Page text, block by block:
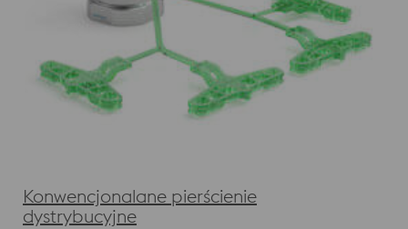
Konwencjonalane pierścienie
dystrybucyjne